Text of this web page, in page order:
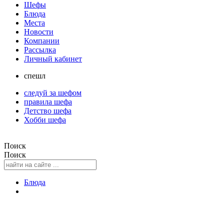
Шефы
Блюда
Места
Новости
Компании
Рассылка
Личный кабинет
спешл
следуй за шефом
правила шефа
Детство шефа
Хобби шефа
Поиск
Поиск
Блюда